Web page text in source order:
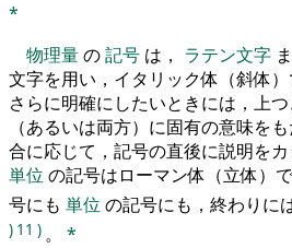
*
物理量の記号 は， ラテン文字
文字を用い，イタリック体（斜体
さらに明確にしたいときには，上
（あるいは両方）に固有の意味を
合に応じて，記号の直後に説明をカ
単位 の記号はローマン体（立体）
号にも 単位 の記号にも，終わりに
) 11 ) 。 *